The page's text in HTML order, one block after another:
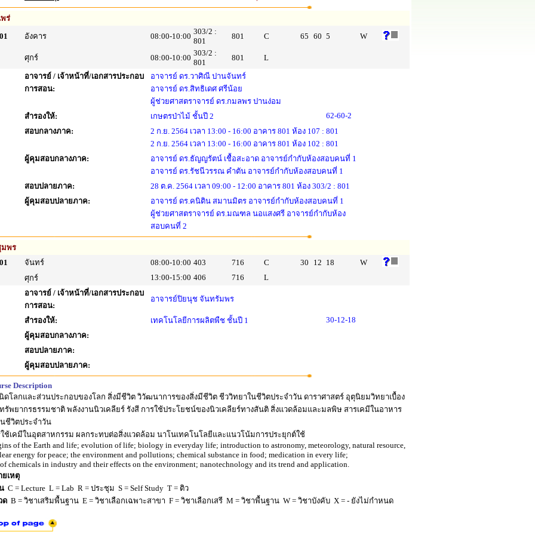
ร่
อังคาร 08:00-10:00
303/2 :
801
801 C 65 60 5 W
ศุกร์ 08:00-10:00
303/2 :
801
801 L
อาจารย์ / เจ้าหน้าที่/เอกสารประกอบ
การสอน:
อาจารย์ ดร.วาศิณี ปานจันทร์
อาจารย์ ดร.สิทธิเดศ ศรีน้อย
ผู้ช่วยศาสตราจารย์ ดร.กมลพร ปานง่อม
สำรองให้:
เกษตรป่าไม้ ชั้นปี 2
62-60-2
สอบกลางภาค:
2 ก.ย. 2564 เวลา 13:00 - 16:00 อาคาร 801 ห้อง 107 : 801
2 ก.ย. 2564 เวลา 13:00 - 16:00 อาคาร 801 ห้อง 102 : 801
ผู้คุมสอบกลางภาค:
อาจารย์ ดร.ธัญญรัตน์ เชื้อสะอาด อาจารย์กำกับห้องสอบคนที่ 1
อาจารย์ ดร.รัชนีวรรณ คำตัน อาจารย์กำกับห้องสอบคนที่ 1
สอบปลายภาค:
28 ต.ค. 2564 เวลา 09:00 - 12:00 อาคาร 801 ห้อง 303/2 : 801
ผู้คุมสอบปลายภาค:
อาจารย์ ดร.คนิติน สมานมิตร อาจารย์กำกับห้องสอบคนที่ 1
ผู้ช่วยศาสตราจารย์ ดร.มณฑล นอแสงศรี อาจารย์กำกับห้อง
สอบคนที่ 2
พร
จันทร์ 08:00-10:00 403 716 C 30 12 18
W
ศุกร์
13:00-15:00 406 716
L
อาจารย์ / เจ้าหน้าที่/เอกสารประกอบ
การสอน:
อาจารย์ปิยนุช จันทรัมพร
สำรองให้: เทคโนโลยีการผลิตพืช ชั้นปี 1
30-12-18
ผู้คุมสอบกลางภาค:
สอบปลายภาค:
ผู้คุมสอบปลายภาค:
Description
ดโลกและส่วนประกอบของโลก สิ่งมีชีวิต วิวัฒนาการของสิ่งมีชีวิต ชีววิทยาในชีวิตประจำวัน ดาราศาสตร์ อุตุนิยมวิทยาเบื้อง
รัพยากรธรรมชาติ พลังงานนิวเคลียร์ รังสี การใช้ประโยชน์ของนิวเคลียร์ทางสันติ สิ่งแวดล้อมและมลพิษ สารเคมีในอาหาร
ชีวิตประจำวัน
ช้เคมีในอุตสาหกรรม ผลกระทบต่อสิ่งแวดล้อม นาโนเทคโนโลยีและแนวโน้มการประยุกต์ใช้
of the Earth and life; evolution of life; biology in everyday life; introduction to astronomy, meteorology, natural resource,
energy for peace; the environment and pollutions; chemical substance in food; medication in every life;
chemicals in industry and their effects on the environment; nanotechnology and its trend and application.
เหตุ
C = Lecture L = Lab R = ประชุม S = Self Study T = ติว
ด B = วิชาเสริมพื้นฐาน E = วิชาเลือกเฉพาะสาขา F = วิชาเลือกเสรี M = วิชาพื้นฐาน W = วิชาบังคับ X = - ยังไม่กำหนด